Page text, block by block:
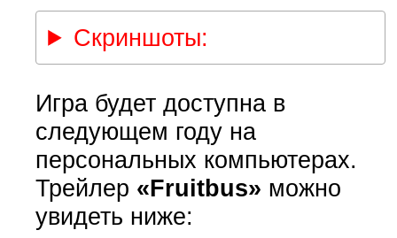
Скриншоты:
Игра будет доступна в
следующем году на
персональных компьютерах.
Трейлер «Fruitbus» можно
увидеть ниже: